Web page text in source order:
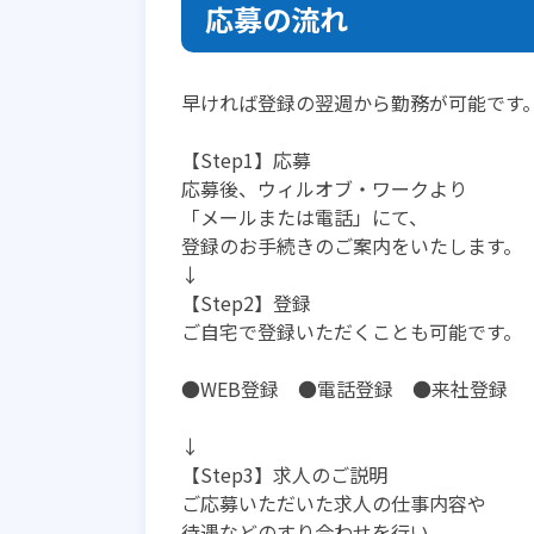
応募の流れ
早ければ登録の翌週から勤務が可能です
【Step1】応募
応募後、ウィルオブ・ワークより
「メールまたは電話」にて、
登録のお手続きのご案内をいたします。
↓
【Step2】登録
ご自宅で登録いただくことも可能です。
●WEB登録 ●電話登録 ●来社登録
↓
【Step3】求人のご説明
ご応募いただいた求人の仕事内容や